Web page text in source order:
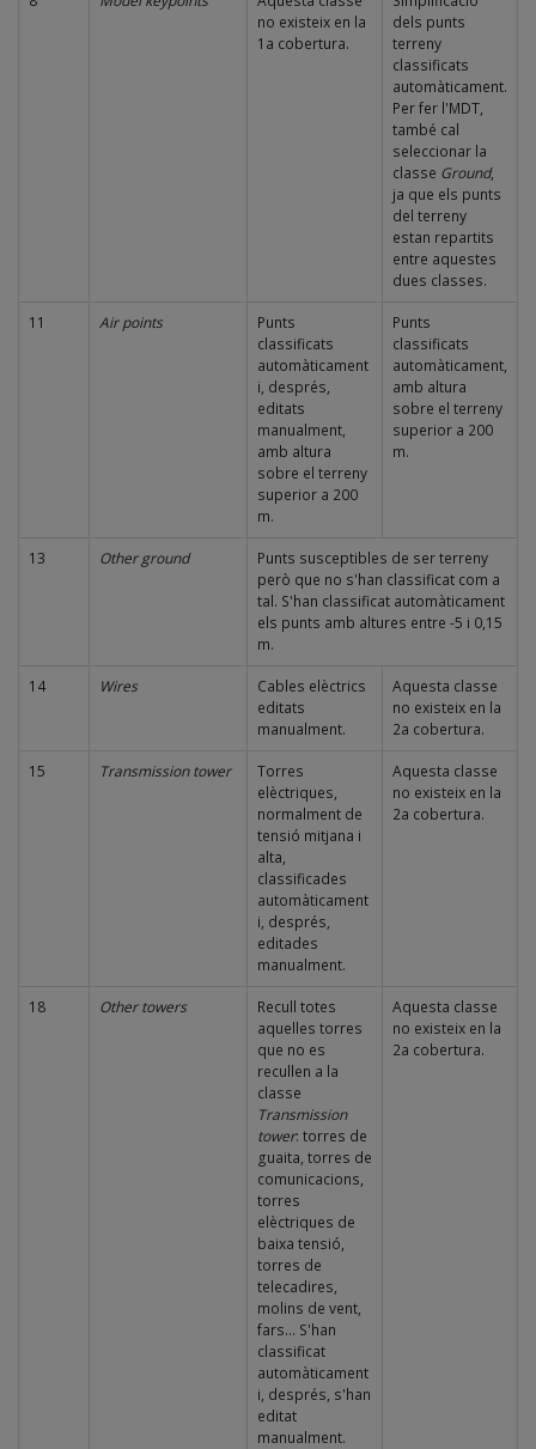
no existeix en la
1a cobertura.
dels punts
terreny
classificats
automàticament.
Per fer l'MDT,
també cal
seleccionar la
classe Ground,
ja que els punts
del terreny
estan repartits
entre aquestes
dues classes.
11 Air points
Punts
classificats
automàticament
i, després,
editats
manualment,
amb altura
sobre el terreny
superior a 200
m.
Punts
classificats
automàticament,
amb altura
sobre el terreny
superior a 200
m.
13 Other ground
Punts susceptibles de ser terreny
però que no s'han classificat com a
tal. S'han classificat automàticament
els punts amb altures entre -5 i 0,15
m.
14 Wires
Cables elèctrics
editats
manualment.
Aquesta classe
no existeix en la
2a cobertura.
15 Transmission tower
Torres
elèctriques,
normalment de
tensió mitjana i
alta,
classificades
automàticament
i, després,
editades
manualment.
Aquesta classe
no existeix en la
2a cobertura.
18 Other towers
Recull totes
aquelles torres
que no es
recullen a la
classe
Transmission
tower: torres de
guaita, torres de
comunicacions,
torres
elèctriques de
baixa tensió,
torres de
telecadires,
molins de vent,
fars... S'han
classificat
automàticament
i, després, s'han
editat
manualment.
Aquesta classe
no existeix en la
2a cobertura.